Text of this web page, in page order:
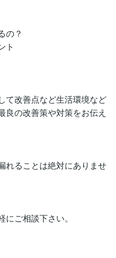
の？
ト
て改善点など生活環境など
良の改善策や対策をお伝え
れることは絶対にありませ